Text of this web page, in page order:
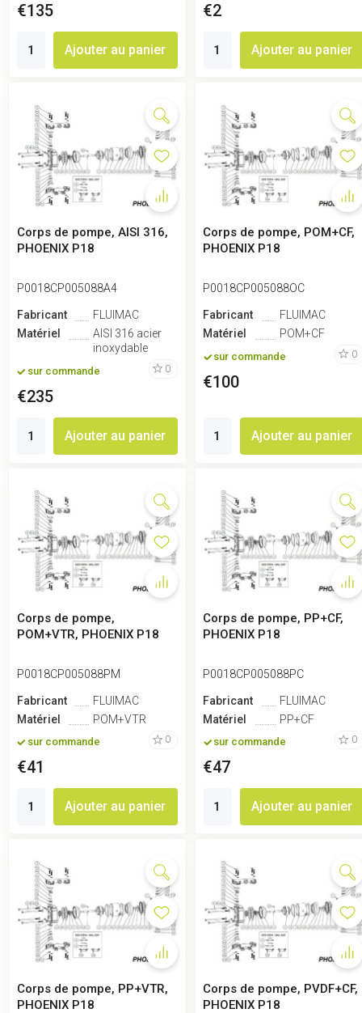
€135
Ajouter au panier
€2
Ajouter au panier
Corps de pompe, AISI 316,
PHOENIX P18
P0018CP005088A4
Fabricant
FLUIMAC
Matériel
AISI 316 acier
inoxydable
sur commande 0
€235
Ajouter au panier
Corps de pompe, POM+CF,
PHOENIX P18
P0018CP005088OC
Fabricant
FLUIMAC
Matériel
POM+CF
sur commande 0
€100
Ajouter au panier
Corps de pompe,
POM+VTR, PHOENIX P18
P0018CP005088PM
Fabricant
FLUIMAC
Matériel
POM+VTR
sur commande 0
€41
Ajouter au panier
Corps de pompe, PP+CF,
PHOENIX P18
P0018CP005088PC
Fabricant
FLUIMAC
Matériel
PP+CF
sur commande 0
€47
Ajouter au panier
Corps de pompe, PP+VTR,
PHOENIX P18
Corps de pompe, PVDF+CF,
PHOENIX P18